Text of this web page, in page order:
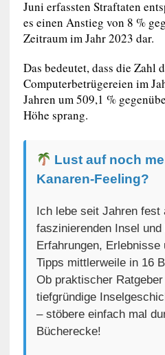
Juni erfassten Straftaten
es einen Anstieg von 8 %
Zeitraum im Jahr 2023 dar.
Das bedeutet, dass die Zahl
Computerbetrügereien im
Jahren um 509,1 %
Höhe sprang.
Lust auf noch
Kanaren-Feeling?
Ich lebe seit Jahren fest
faszinierenden Insel und
Erfahrungen, Erlebnisse
Tipps mittlerweile in 16
Ob praktischer
tiefgründige
– stöbere einfach mal
Bücherecke!